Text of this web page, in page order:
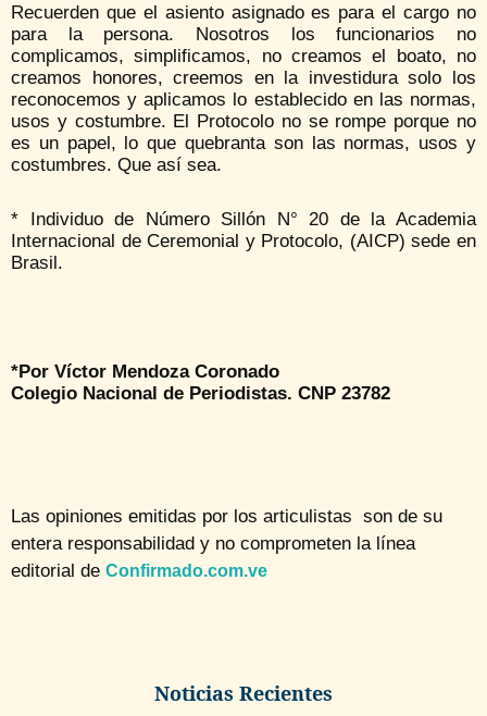
Noticias Recientes
Recuerden que el asiento asignado es para el cargo no
para la persona. Nosotros los funcionarios no
complicamos, simplificamos, no creamos el boato, no
creamos honores, creemos en la investidura solo los
reconocemos y aplicamos lo establecido en las normas,
usos y costumbre. El Protocolo no se rompe porque no
es un papel, lo que quebranta son las normas, usos y
costumbres. Que así sea.
* Individuo de Número Sillón N° 20 de la Academia
Internacional de Ceremonial y Protocolo, (AICP) sede en
Brasil.
*Por Víctor Mendoza Coronado
Colegio Nacional de Periodistas. CNP 23782
Las opiniones emitidas por los articulistas son de su
entera responsabilidad y no comprometen la línea
editorial de Confirmado.com.ve